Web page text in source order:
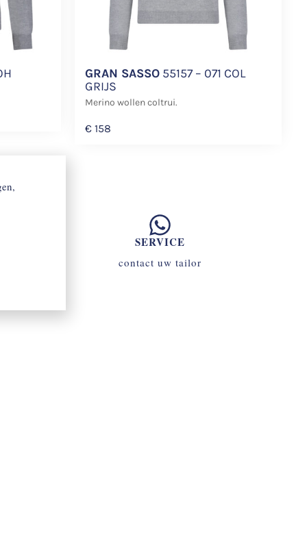
GRAN SASSO55157 – 071 COL
GRIJS
Merino wollen coltrui.
€158
SERVICE
contact uw tailor